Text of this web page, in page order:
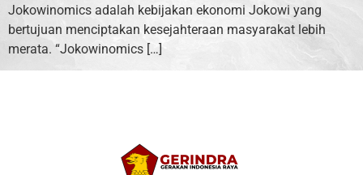
Jokowinomics adalah kebijakan ekonomi Jokowi yang
bertujuan menciptakan kesejahteraan masyarakat lebih
merata. “Jokowinomics […]